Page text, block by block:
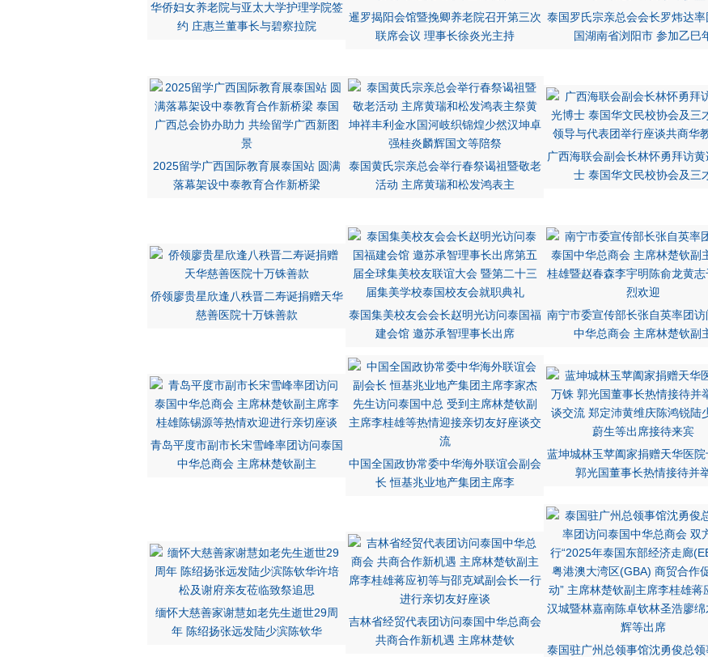
华侨妇女养老院与亚太大学护理学院签
约 庄惠兰董事长与碧察拉院
暹罗揭阳会馆暨挽卿养老院召开第三次
联席会议 理事长徐炎光主持
泰国罗氏宗亲总会会长罗炜达率
国湖南省浏阳市 参加乙巳
2025留学广西国际教育展泰国站 圆满
落幕架设中泰教育合作新桥梁
泰国黄氏宗亲总会举行春祭谒祖暨敬老
活动 主席黄瑞和松发鸿表主
广西海联会副会长林怀勇拜访
士 泰国华文民校协会及三
侨领廖贵星欣逢八秩晋二寿诞捐赠天华
慈善医院十万铢善款
泰国集美校友会会长赵明光访问泰国福
建会馆 邀苏承智理事长出席
南宁市委宣传部长张自英率团访
中华总商会 主席林楚钦副
青岛平度市副市长宋雪峰率团访问泰国
中华总商会 主席林楚钦副主
中国全国政协常委中华海外联谊会副会
长 恒基兆业地产集团主席李
蓝坤城林玉苹阖家捐赠天华医院
郭光国董事长热情接待并
缅怀大慈善家谢慧如老先生逝世29周
年 陈绍扬张远发陆少滨陈钦华
吉林省经贸代表团访问泰国中华总商会
共商合作新机遇 主席林楚钦
泰国驻广州总领事馆沈勇俊总领